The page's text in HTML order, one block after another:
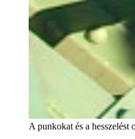
A punkokat és a hesszelést